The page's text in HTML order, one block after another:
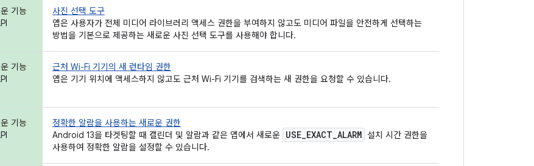
기능
사진 선택 도구
앱은 사용자가 전체 미디어 라이브러리 액세스 권한을 부여하지 않고도 미디어 파일을 안전하게 선택하는
방법을 기본으로 제공하는 새로운 사진 선택 도구를 사용해야 합니다.
기능
근처 Wi-Fi 기기의 새 런타임 권한
앱은 기기 위치에 액세스하지 않고도 근처 Wi-Fi 기기를 검색하는 새 권한을 요청할 수 있습니다.
기능
정확한 알람을 사용하는 새로운 권한
Android 13을 타겟팅할 때 캘린더 및 알람과 같은 앱에서 새로운 USE_EXACT_ALARM 설치 시간 권한을
사용하여 정확한 알람을 설정할 수 있습니다.